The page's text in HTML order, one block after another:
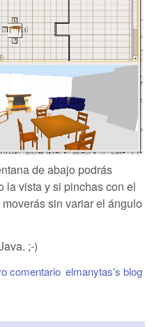
de abajo podrás
la vista y si pinchas con el
sin variar el ángulo
;-)
elmanytas's blog
comentario